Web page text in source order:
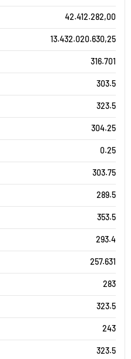
42.412.282,00
13.432.020.630,25
316.701
303.5
323.5
304.25
0.25
303.75
289.5
353.5
293.4
257.631
283
323.5
243
323.5